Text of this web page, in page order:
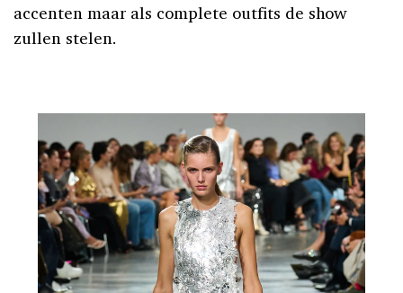
accenten maar als complete outfits de show
zullen stelen.